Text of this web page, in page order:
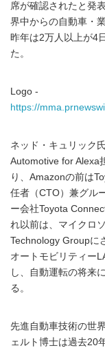
席が確認されたと発
界中からの自動車・
昨年は2万人以上が4
た。
Logo -
https://
ネッド・キュリック
Automotive for Alexa
り、Amazonの前は
任者（CTO）兼グル
ー会社Toyota
れ以前は、マイクロ
Technology Groupに
オートモビリティー
し、自動運転の将来
る。
先進自動車技術の世
ェルト博士は過去20